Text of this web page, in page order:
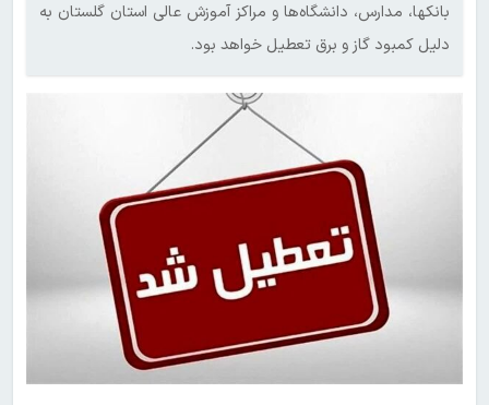
بانکها، مدارس، دانشگاه‌ها و مراکز آموزش عالی استان گلستان به
دلیل کمبود گاز و برق تعطیل خواهد بود.